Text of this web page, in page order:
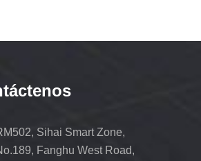
Sihai Smart Zone,
Fanghu West Road,